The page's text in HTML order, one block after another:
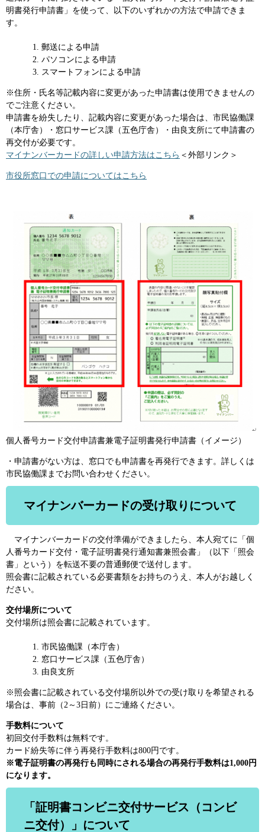
明書発行申請書」を使って、以下のいずれかの方法で申請できま
す。
郵送による申請
パソコンによる申請
スマートフォンによる申請
※住所・氏名等記載内容に変更があった申請書は使用できませんの
でご注意ください。
申請書を紛失したり、記載内容に変更があった場合は、市民協働課
（本庁舎）・窓口サービス課（五色庁舎）・由良支所にて申請書の
再交付が必要です。
マイナンバーカードの詳しい申請方法はこちら ＜外部リンク＞
市役所窓口での申請についてはこちら
個人番号カード交付申請書兼電子証明書発行申請書（イメージ）
・申請書がない方は、窓口でも申請書を再発行できます。詳しくは
市民協働課までお問い合わせください。
マイナンバーカードの受け取りについて
マイナンバーカードの交付準備ができましたら、本人宛てに「個
人番号カード交付・電子証明書発行通知書兼照会書」（以下「照会
書」という）を転送不要の普通郵便で送付します。
照会書に記載されている必要書類をお持ちのうえ、本人がお越しく
ださい。
交付場所について
交付場所は照会書に記載されています。
市民協働課（本庁舎）
窓口サービス課（五色庁舎）
由良支所
※照会書に記載されている交付場所以外での受け取りを希望される
場合は、事前（2～3日前）にご連絡ください。
手数料について
初回交付手数料は無料です。
カード紛失等に伴う再発行手数料は800円です。
※電子証明書の再発行も同時にされる場合の再発行手数料は1,000円
になります。
「証明書コンビニ交付サービス（コンビ
ニ交付）」について